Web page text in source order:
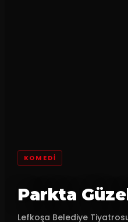
KOMEDI
Parkta
Lefkoşa Belediye